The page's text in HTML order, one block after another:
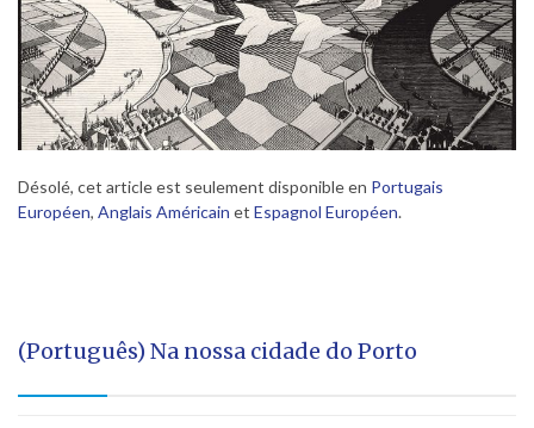
Désolé, cet article est seulement disponible en Portugais
Européen, Anglais Américain et Espagnol Européen.
(Português) Na nossa cidade do Porto